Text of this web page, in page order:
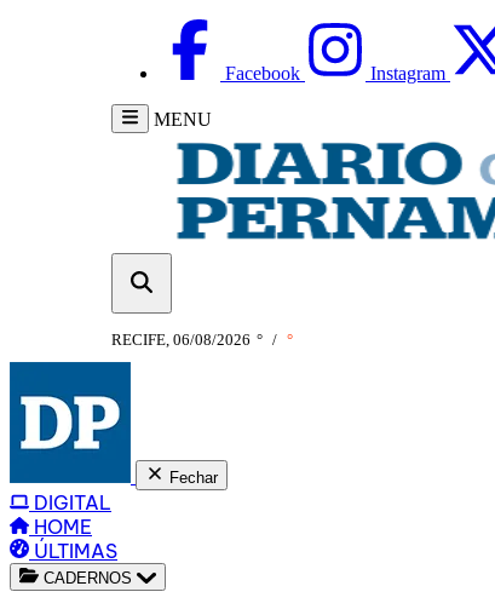
Facebook Instagram
MENU
RECIFE, 06/08/2026 ° / °
Fechar
DIGITAL
HOME
ÚLTIMAS
CADERNOS